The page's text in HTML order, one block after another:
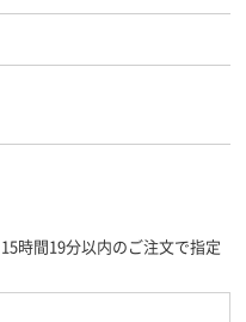
15時間19分以内のご注文で指定